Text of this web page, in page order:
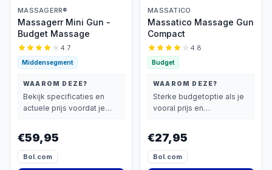
MASSAGERR®
Massagerr Mini Gun -
Budget Massage
4.7
Middensegment
WAAROM DEZE?
Bekijk specificaties en
actuele prijs voordat je
€59,95
Bol.com
MASSATICO
Massatico Massage Gun
Compact
4.8
Budget
WAAROM DEZE?
Sterke budgetoptie als je
vooral prijs en
€27,95
Bol.com